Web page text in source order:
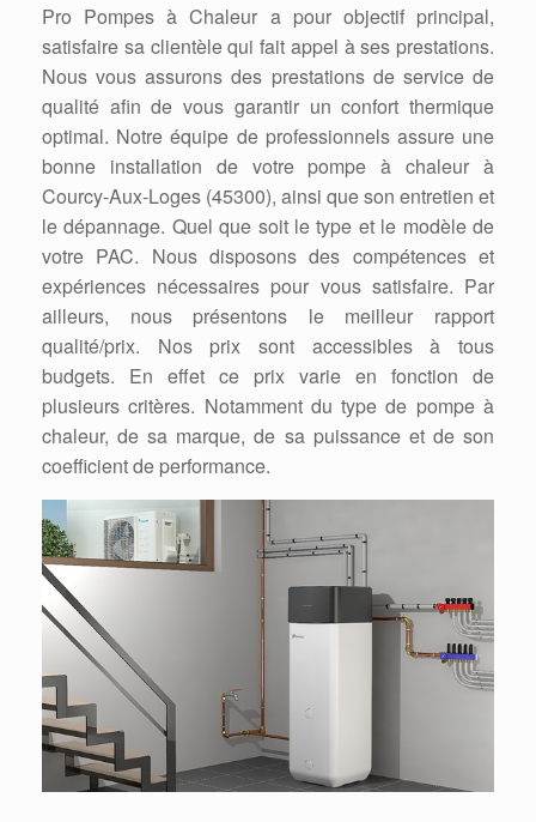
Pro Pompes à Chaleur a pour objectif principal,
satisfaire sa clientèle qui fait appel à ses prestations.
Nous vous assurons des prestations de service de
qualité afin de vous garantir un confort thermique
optimal. Notre équipe de professionnels assure une
bonne installation de votre pompe à chaleur à
Courcy-Aux-Loges (45300), ainsi que son entretien et
le dépannage. Quel que soit le type et le modèle de
votre PAC. Nous disposons des compétences et
expériences nécessaires pour vous satisfaire. Par
ailleurs, nous présentons le meilleur rapport
qualité/prix. Nos prix sont accessibles à tous
budgets. En effet ce prix varie en fonction de
plusieurs critères. Notamment du type de pompe à
chaleur, de sa marque, de sa puissance et de son
coefficient de performance.